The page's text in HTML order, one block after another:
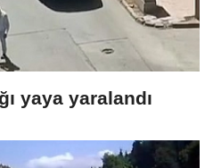
yaya yaralandı